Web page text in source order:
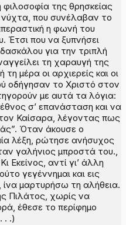
της θρησκείας
που συνέλαβαν το
η φωνή του
Έτσι που να ξυπνήσει
για την τριπλή
τη χαραυγή της
μέρα οι αρχιερείς και οι
οδήγησαν το Χριστό στον
με αυτά τα λόγια:
σ’ επανάσταση και να
Καίσαρα, λέγοντας πως
Όταν άκουσε ο
λέξη, ρώτησε ανήσυχος
γαλήνιος μπροστά του.,
Εκείνος, αντί γι’ άλλη
γεγέννημαι και εις
μαρτυρήσω τη αλήθεια.
Πιλάτος, χωρίς να
έθεσε το περίφημο
. .)